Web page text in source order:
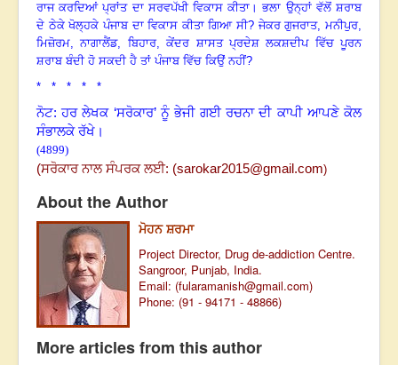
ਰਾਜ ਕਰਦਿਆਂ ਪ੍ਰਾਂਤ ਦਾ ਸਰਵਪੱਖੀ ਵਿਕਾਸ ਕੀਤਾ ।ਭਲਾ ਉਨ੍ਹਾਂ ਵੱਲੋਂ ਸ਼ਰਾਬ
ਦੇ ਠੇਕੇ ਖੋਲ੍ਹਕੇ ਪੰਜਾਬ ਦਾ ਵਿਕਾਸ ਕੀਤਾ ਗਿਆ ਸੀ? ਜੇਕਰ ਗੁਜਰਾਤ,ਮਨੀਪੁਰ,
ਮਿਜ਼ੋਰਮ,ਨਾਗਾਲੈਂਡ, ਬਿਹਾਰ,ਕੇਂਦਰ ਸ਼ਾਸਤ ਪ੍ਰਦੇਸ਼ ਲਕਸ਼ਦੀਪ ਵਿੱਚ ਪੂਰਨ
ਸ਼ਰਾਬ ਬੰਦੀ ਹੋ ਸਕਦੀ ਹੈ ਤਾਂ ਪੰਜਾਬ ਵਿੱਚ ਕਿਉਂ ਨਹੀਂ?
* * * * *
ਨੋਟ: ਹਰ ਲੇਖਕ ‘ਸਰੋਕਾਰ’ ਨੂੰ ਭੇਜੀ ਗਈ ਰਚਨਾ ਦੀ ਕਾਪੀ ਆਪਣੇ ਕੋਲ
ਸੰਭਾਲਕੇ ਰੱਖੇ।
(4899)
(ਸਰੋਕਾਰ ਨਾਲ ਸੰਪਰਕ ਲਈ: (sarokar2015@gmail.com)
About the Author
ਮੋਹਨ ਸ਼ਰਮਾ
Project Director, Drug de-addiction Centre.
Sangroor, Punjab, India.
Email: (fularamanish@gmail.com)
Phone: (91 - 94171 - 48866)
More articles from this author